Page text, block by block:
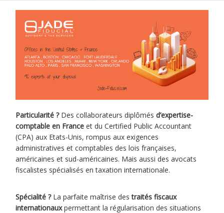
Particularité ?Des collaborateurs diplômésd’expertise-
comptable en France et du Certified Public Accountant
(CPA) aux Etats-Unis, rompus aux exigences
administratives et comptables des lois françaises,
américaines et sud-américaines. Mais aussi des avocats
fiscalistes spécialisés en taxation internationale.
Spécialité ?La parfaite maîtrise destraités fiscaux
internationauxpermettant la régularisation des situations